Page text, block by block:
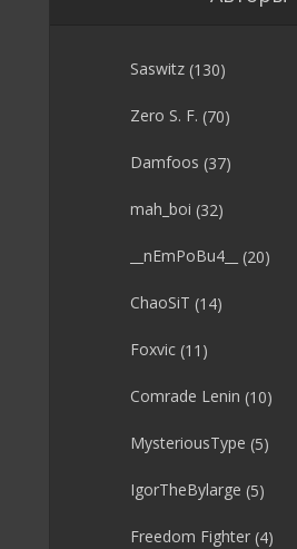
Saswitz (130)
Zero S. F. (70)
Damfoos (37)
mah_boi (32)
__nEmPoBu4__ (20)
ChaoSiT (14)
Foxvic (11)
Comrade Lenin (10)
MysteriousType (5)
IgorTheBylarge (5)
Freedom Fighter (4)